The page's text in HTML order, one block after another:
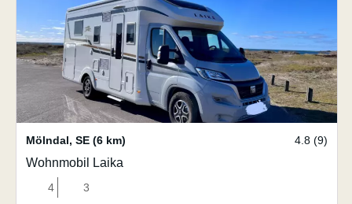
Mölndal, SE (6 km) 4.8 (9)
Wohnmobil Laika
4 3